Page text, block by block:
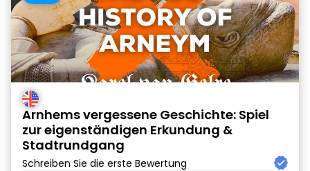
Arnhems vergessene Geschichte: Spiel
zur eigenständigen Erkundung &
Stadtrundgang
Schreiben Sie die erste Bewertung